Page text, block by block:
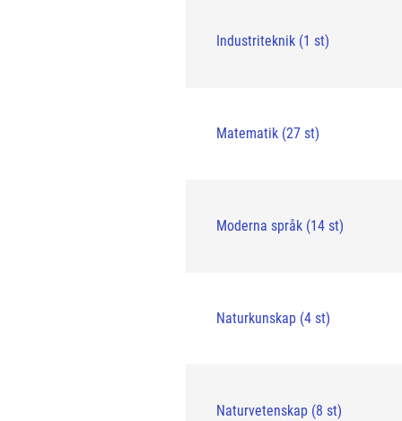
Industriteknik (1 st)
Matematik (27 st)
Moderna språk (14 st)
Naturkunskap (4 st)
Naturvetenskap (8 st)